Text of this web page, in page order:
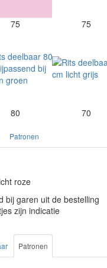
75 75
80 70
Patronen
roze
bij garen uit de bestelling
zijn indicatie
Patronen